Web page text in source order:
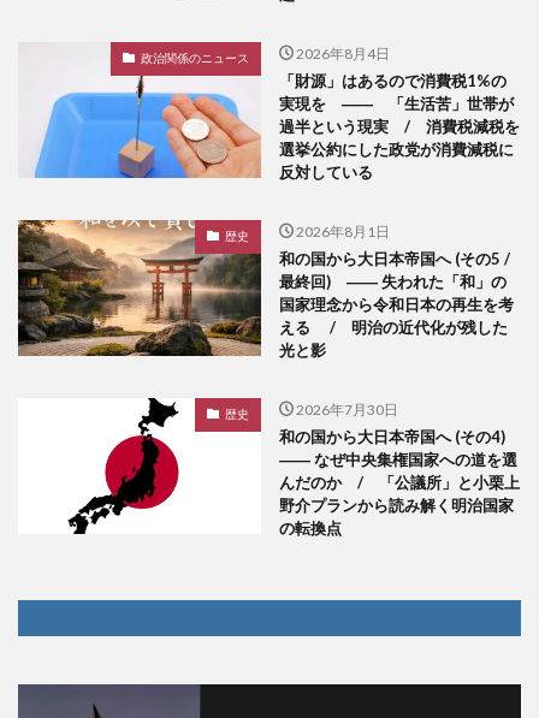
政治関係のニュース 2026年8月4日
「財源」はあるので消費税1%の
実現を ―― 「生活苦」世帯が
過半という現実 / 消費税減税を
選挙公約にした政党が消費減税に
反対している
歴史 2026年8月1日
和の国から大日本帝国へ (その5 /
最終回) ―― 失われた「和」の
国家理念から令和日本の再生を考
える / 明治の近代化が残した
光と影
歴史 2026年7月30日
和の国から大日本帝国へ (その4)
―― なぜ中央集権国家への道を選
んだのか / 「公議所」と小栗上
野介プランから読み解く明治国家
の転換点